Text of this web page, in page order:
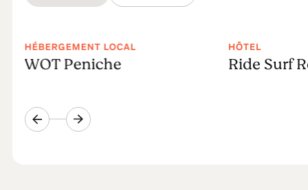
HÉBERGEMENT LOCAL
WOT Peniche
HÔTEL
Ride Surf